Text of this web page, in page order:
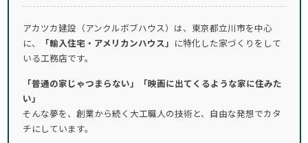
アカツカ建設（アンクルボブハウス）は、東京都立川市を中心
に、
「輸入住宅・アメリカンハウス」 に特化した家づくりをして
いる工務店です。
「普通の家じゃつまらない」「映画に出てくるような家に住みた
い」
そんな夢を、創業から続く大工職人の技術と、自由な発想でカタ
チにしています。